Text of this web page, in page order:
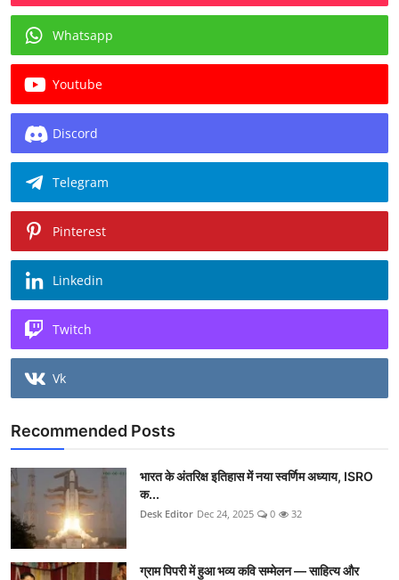
Whatsapp
Youtube
Discord
Telegram
Pinterest
Linkedin
Twitch
Vk
Recommended Posts
भारत के अंतरिक्ष इतिहास में नया स्वर्णिम अध्याय, ISRO
क...
Desk Editor Dec 24, 2025 0 32
ग्राम पिपरी में हुआ भव्य कवि सम्मेलन — साहित्य और